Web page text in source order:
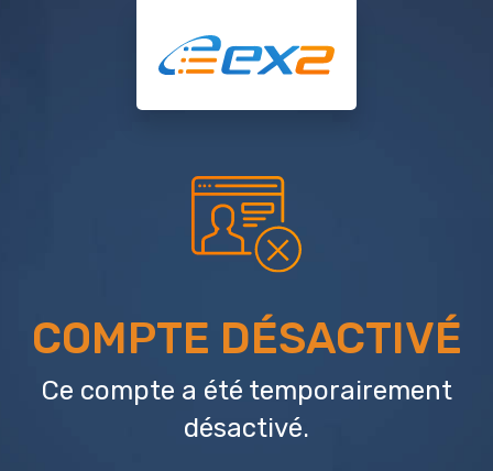
COMPTE DÉSACTIVÉ
Ce compte a été temporairement
désactivé.